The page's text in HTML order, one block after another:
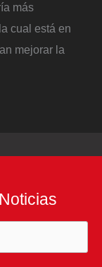
más
cual está en
mejorar la